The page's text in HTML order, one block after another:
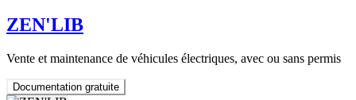
ZEN'LIB
Vente et maintenance de véhicules électriques, avec ou sans permis
Documentation gratuite